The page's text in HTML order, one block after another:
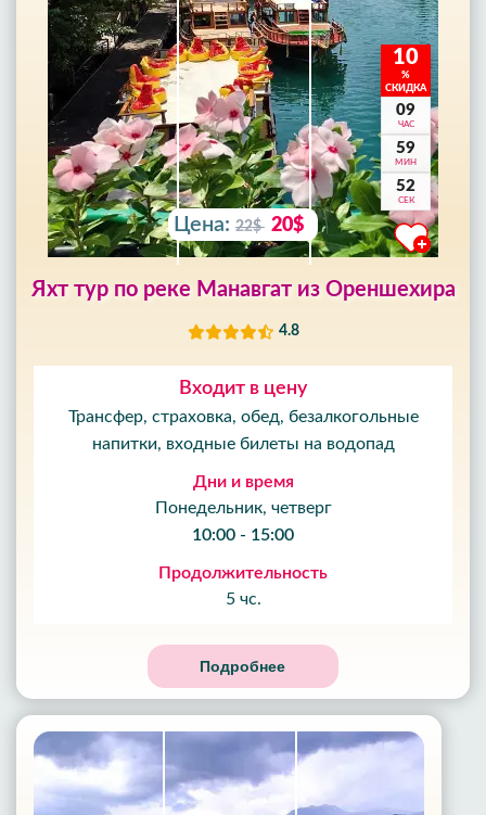
10
%
СКИДКА
09
ЧАС
59
МИН
50
СЕК
Цена: 22$ 20$
Яхт тур по реке Манавгат из Ореншехира
4.8
Входит в цену
Трансфер, страховка, обед, безалкогольные
напитки, входные билеты на водопад
Дни и время
Понедельник, четверг
10:00 - 15:00
Продолжительность
5 чс.
Подробнее